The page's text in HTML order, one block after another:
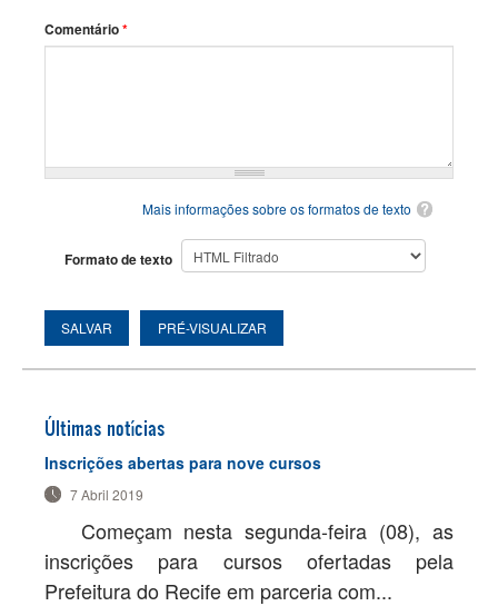
Comentário*
Mais informações sobre os formatos de texto
Formato de texto
Últimas notícias
Inscrições abertas para nove cursos
7 Abril 2019
Começam nesta segunda-feira (08), as
inscrições para cursos ofertadas pela
Prefeitura do Recife em parceria com...